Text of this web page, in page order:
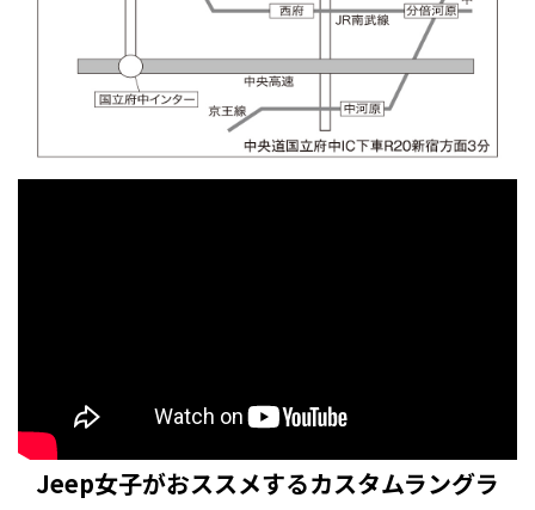
Jeep女子がおススメするカスタムラングラ